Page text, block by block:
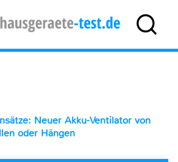
Neuer Akku-Ventilator von
oder Hängen